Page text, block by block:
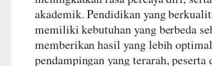
akademik. Pendidikan yang
memiliki kebutuhan yang berbeda
memberikan hasil yang lebih
pendampingan yang terarah,